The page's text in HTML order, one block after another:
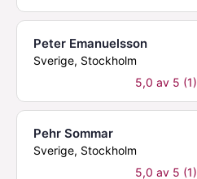
Peter Emanuelsson
Sverige, Stockholm
5,0 av 5 (1)
Pehr Sommar
Sverige, Stockholm
5,0 av 5 (1)